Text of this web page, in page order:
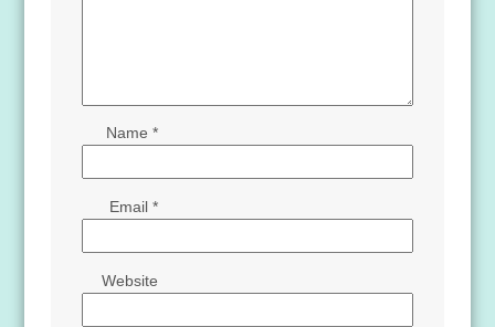
Name *
Email *
Website